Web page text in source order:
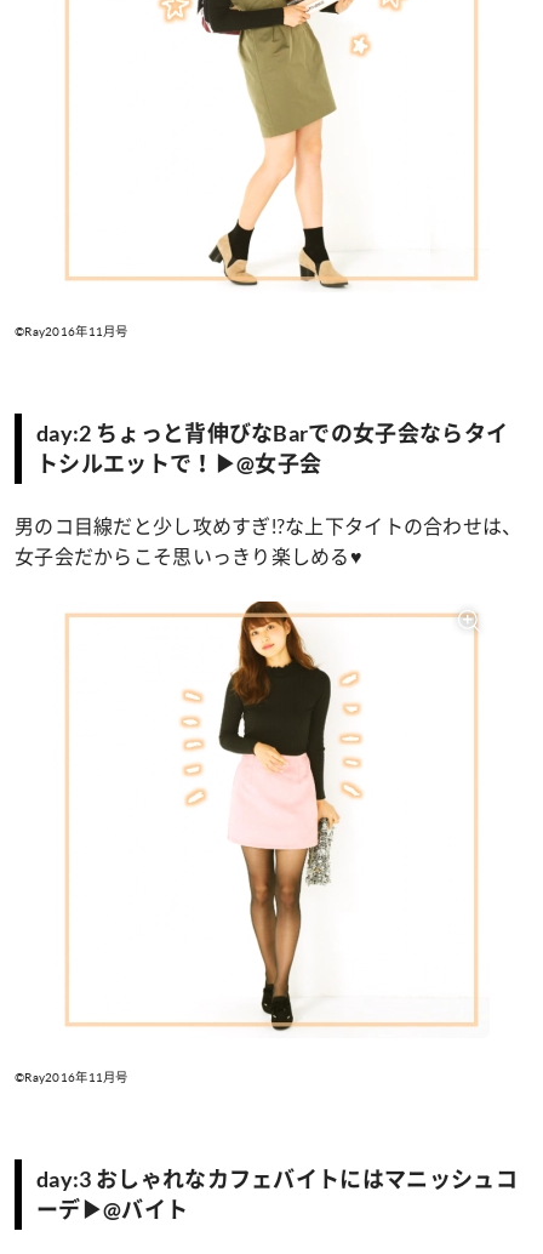
©Ray2016年11月号
day:2 ちょっと背伸びなBarでの女子会ならタイ
トシルエットで！▶@女子会
男のコ目線だと少し攻めすぎ!?な上下タイトの合わせは、
女子会だからこそ思いっきり楽しめる♥
©Ray2016年11月号
day:3 おしゃれなカフェバイトにはマニッシュコ
ーデ▶@バイト